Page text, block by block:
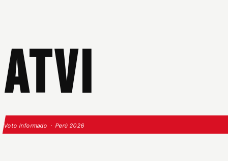
ATVI
Voto Informado · Perú 2026